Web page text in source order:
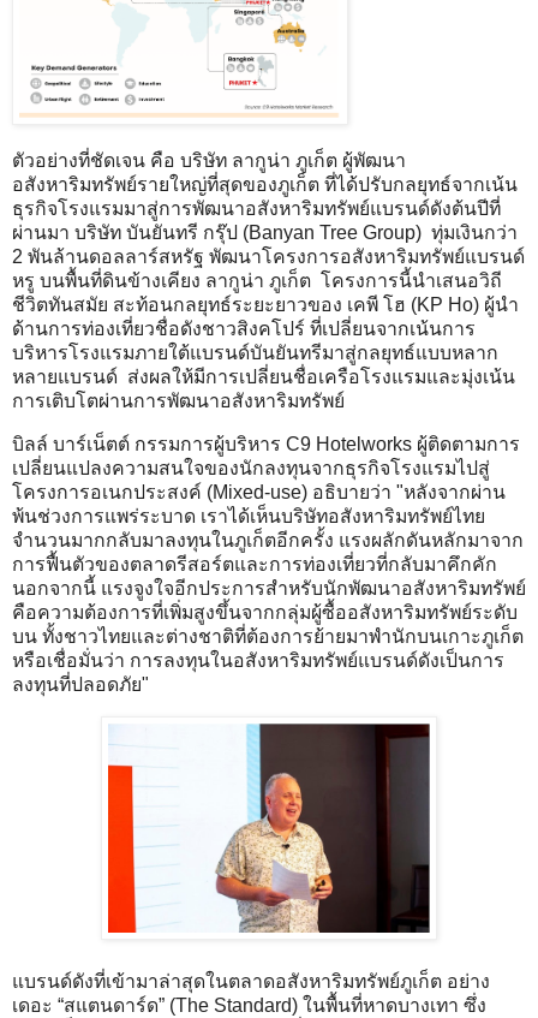
ตัวอย่างที่ชัดเจน คือ บริษัท ลากูน่า ภูเก็ต ผู้พัฒนา
อสังหาริมทรัพย์รายใหญ่ที่สุดของภูเก็ต ที่ได้ปรับกลยุทธ์จากเน้น
ธุรกิจโรงแรมมาสู่การพัฒนาอสังหาริมทรัพย์แบรนด์ดังต้นปีที่
ผ่านมา บริษัท บันยันทรี กรุ๊ป (Banyan Tree Group) ทุ่มเงินกว่า
2 พันล้านดอลลาร์สหรัฐ พัฒนาโครงการอสังหาริมทรัพย์แบรนด์
หรู บนพื้นที่ดินข้างเคียง ลากูน่า ภูเก็ต โครงการนี้นำเสนอวิถี
ชีวิตทันสมัย สะท้อนกลยุทธ์ระยะยาวของ เคพี โฮ (KP Ho) ผู้นำ
ด้านการท่องเที่ยวชื่อดังชาวสิงคโปร์ ที่เปลี่ยนจากเน้นการ
บริหารโรงแรมภายใต้แบรนด์บันยันทรีมาสู่กลยุทธ์แบบหลาก
หลายแบรนด์ ส่งผลให้มีการเปลี่ยนชื่อเครือโรงแรมและมุ่งเน้น
การเติบโตผ่านการพัฒนาอสังหาริมทรัพย์
บิลล์ บาร์เน็ตต์ กรรมการผู้บริหาร C9 Hotelworks ผู้ติดตามการ
เปลี่ยนแปลงความสนใจของนักลงทุนจากธุรกิจโรงแรมไปสู่
โครงการอเนกประสงค์ (Mixed-use) อธิบายว่า "หลังจากผ่าน
พ้นช่วงการแพร่ระบาด เราได้เห็นบริษัทอสังหาริมทรัพย์ไทย
จำนวนมากกลับมาลงทุนในภูเก็ตอีกครั้ง แรงผลักดันหลักมาจาก
การฟื้นตัวของตลาดรีสอร์ตและการท่องเที่ยวที่กลับมาคึกคัก
นอกจากนี้ แรงจูงใจอีกประการสำหรับนักพัฒนาอสังหาริมทรัพย์
คือความต้องการที่เพิ่มสูงขึ้นจากกลุ่มผู้ซื้ออสังหาริมทรัพย์ระดับ
บน ทั้งชาวไทยและต่างชาติที่ต้องการย้ายมาพำนักบนเกาะภูเก็ต
หรือเชื่อมั่นว่า การลงทุนในอสังหาริมทรัพย์แบรนด์ดังเป็นการ
ลงทุนที่ปลอดภัย"
แบรนด์ดังที่เข้ามาล่าสุดในตลาดอสังหาริมทรัพย์ภูเก็ต อย่าง
เดอะ “สแตนดาร์ด” (The Standard) ในพื้นที่หาดบางเทา ซึ่ง